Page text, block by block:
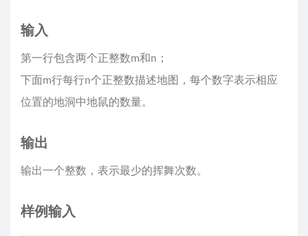
输入
第一行包含两个正整数m和n；
下面m行每行n个正整数描述地图，每个数字表示相应
位置的地洞中地鼠的数量。
输出
输出一个整数，表示最少的挥舞次数。
样例输入